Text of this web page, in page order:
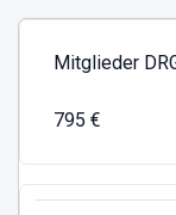
Mitglieder
795 €